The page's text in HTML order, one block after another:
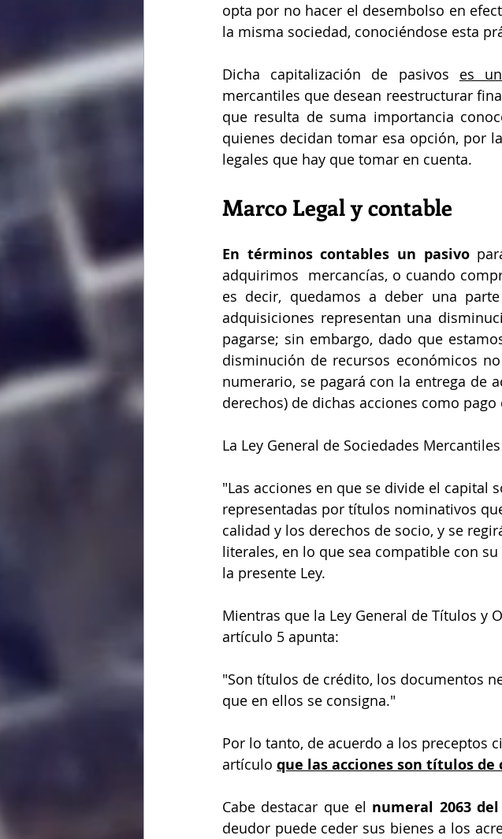
opta por no hacer el desembolso en
la misma sociedad, conociéndose esta
Dicha capitalización de pasivos es
mercantiles que desean reestructurar
que resulta de suma importancia
quienes decidan tomar esa opción, por
legales que hay que tomar en cuenta.
Marco Legal y contable
En términos contables un pasivo
adquirimos  mercancías, o cuando
es decir, quedamos a deber una
adquisiciones representan una
pagarse; sin embargo, dado que
disminución de recursos económicos
numerario, se pagará con la entrega de
derechos) de dichas acciones como
La Ley General de Sociedades
"Las acciones en que se divide el capital
representadas por títulos nominativos
calidad y los derechos de socio, y se
literales, en lo que sea compatible con
la presente Ley.
Mientras que la Ley General de Títulos y
artículo 5 apunta:
"Son títulos de crédito, los documentos
que en ellos se consigna."
Por lo tanto, de acuerdo a los preceptos
artículo que las acciones son títulos de
Cabe destacar que el numeral 2063 del
deudor puede ceder sus bienes a los